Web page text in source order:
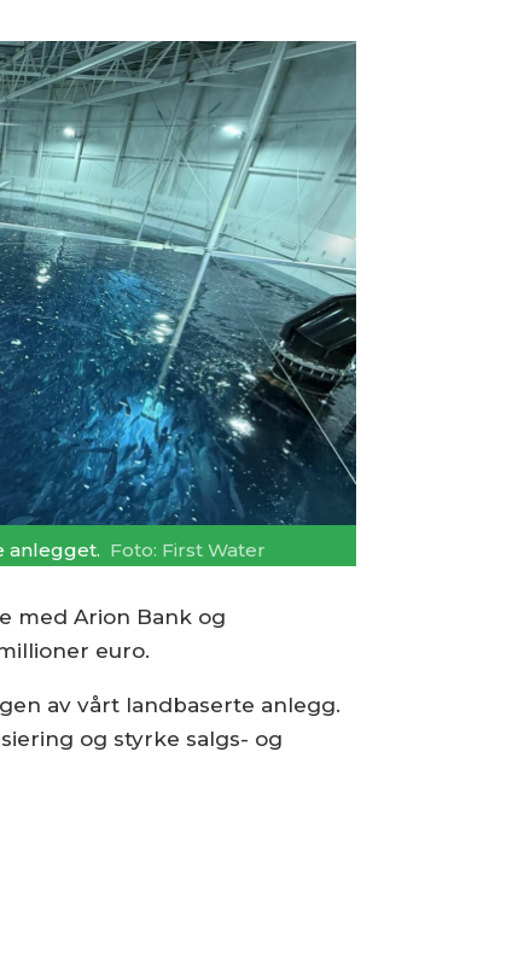
anlegget. Foto: First Water
med Arion Bank og
euro.
av vårt landbaserte anlegg.
og styrke salgs- og